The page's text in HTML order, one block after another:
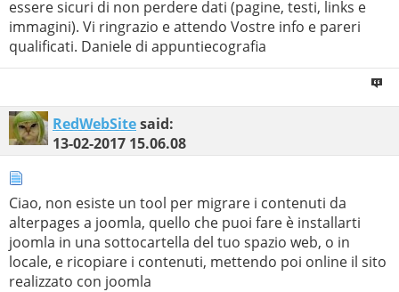
essere sicuri di non perdere dati (pagine, testi, links e
immagini). Vi ringrazio e attendo Vostre info e pareri
qualificati. Daniele di appuntiecografia
RedWebSitesaid:
13-02-2017 15.06.08
Ciao, non esiste un tool per migrare i contenuti da
alterpages a joomla, quello che puoi fare è installarti
joomla in una sottocartella del tuo spazio web, o in
locale, e ricopiare i contenuti, mettendo poi online il sito
realizzato con joomla